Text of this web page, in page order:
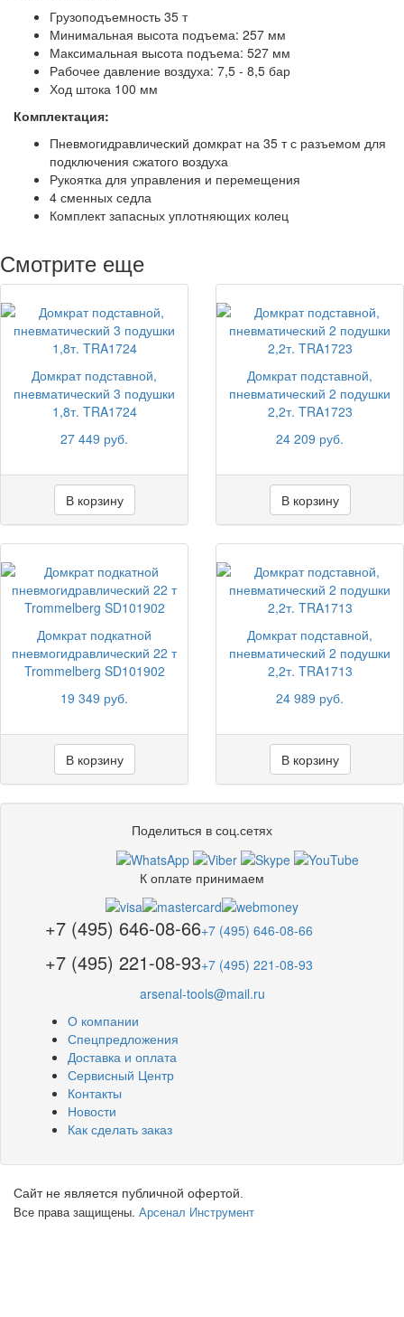
Грузоподъемность 35 т
Минимальная высота подъема: 257 мм
Максимальная высота подъема: 527 мм
Рабочее давление воздуха: 7,5 - 8,5 бар
Ход штока 100 мм
Комплектация:
Пневмогидравлический домкрат на 35 т с разъемом для
подключения сжатого воздуха
Рукоятка для управления и перемещения
4 сменных седла
Комплект запасных уплотняющих колец
Смотрите еще
Домкрат подставной,
пневматический 3 подушки
1,8т. TRA1724
27 449 руб.
В корзину
Домкрат подставной,
пневматический 2 подушки
2,2т. TRA1723
24 209 руб.
В корзину
Домкрат подкатной
пневмогидравлический 22 т
Trommelberg SD101902
19 349 руб.
В корзину
Домкрат подставной,
пневматический 2 подушки
2,2т. TRA1713
24 989 руб.
В корзину
Поделиться в соц.сетях
К оплате принимаем
+7 (495) 646-08-66+7 (495) 646-08-66
+7 (495) 221-08-93+7 (495) 221-08-93
arsenal-tools@mail.ru
О компании
Спецпредложения
Доставка и оплата
Сервисный Центр
Контакты
Новости
Как сделать заказ
Сайт не является публичной офертой.
Все права защищены. Арсенал Инструмент